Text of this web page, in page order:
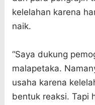
kelelahan karena
naik.
“Saya dukung
malapetaka.
usaha karena
bentuk reaksi. Tapi